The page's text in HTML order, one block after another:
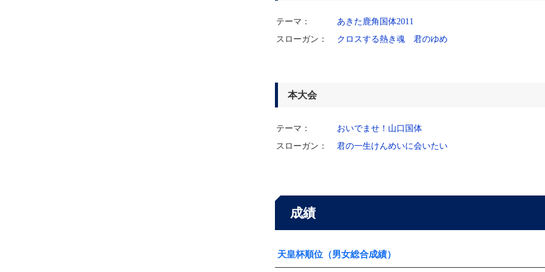
テーマ：
あきた鹿角国体2011
スローガン：
クロスする熱き魂 君のゆめ
本大会
テーマ：
おいでませ！山口国体
スローガン：
君の一生けんめいに会いたい
成績
天皇杯順位（男女総合成績）